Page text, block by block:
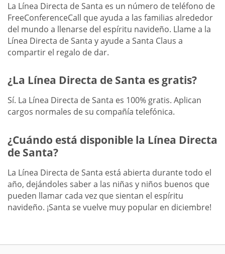
La Línea Directa de Santa es un número de teléfono de
FreeConferenceCall que ayuda a las familias alrededor
del mundo a llenarse del espíritu navideño. Llame a la
Línea Directa de Santa y ayude a Santa Claus a
compartir el regalo de dar.
¿La Línea Directa de Santa es gratis?
Sí. La Línea Directa de Santa es 100% gratis. Aplican
cargos normales de su compañía telefónica.
¿Cuándo está disponible la Línea Directa
de Santa?
La Línea Directa de Santa está abierta durante todo el
año, dejándoles saber a las niñas y niños buenos que
pueden llamar cada vez que sientan el espíritu
navideño. ¡Santa se vuelve muy popular en diciembre!